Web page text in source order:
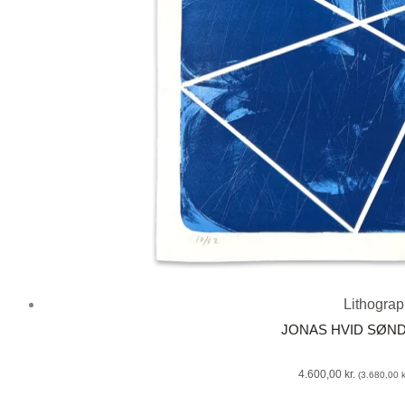
JONAS HVID
4.600,00 kr. (3.680,00